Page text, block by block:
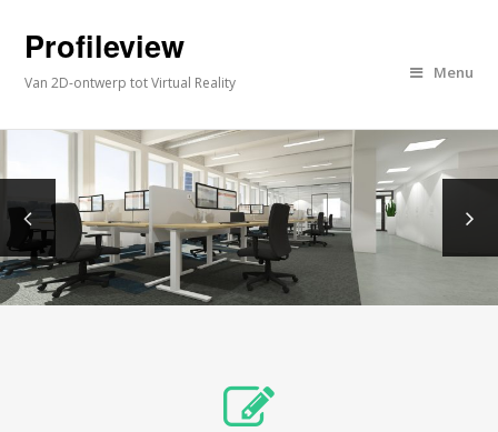
Profileview
Van 2D-ontwerp tot Virtual Reality
Menu